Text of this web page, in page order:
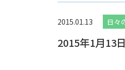
2015.01.13 日々
2015年1月13